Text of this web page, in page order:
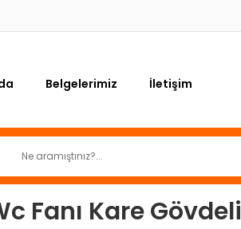
Belgelerimiz İletişim
Fanı Kare Gövdeli